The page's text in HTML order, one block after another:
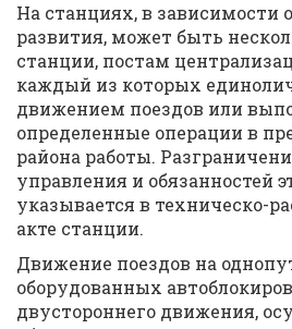
На станциях, в зависимости
развития, может быть
станции, постам
каждый из которых
движением поездов или
определенные операции в
района работы.
управления и обязанностей
указывается в техническо-
акте станции.
Движение поездов на
оборудованных
двустороннего движения,